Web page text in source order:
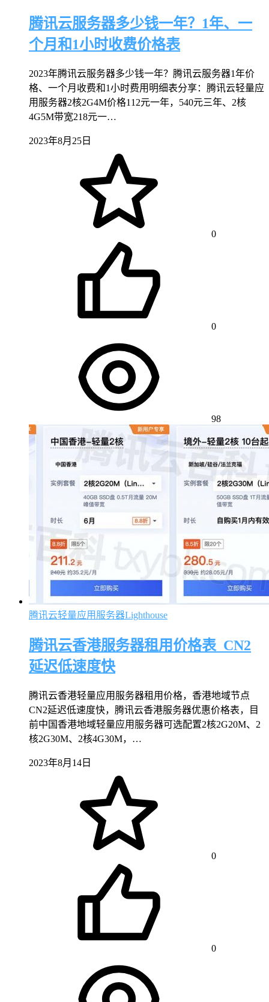
腾讯云服务器多少钱一年？1年、一
个月和1小时收费价格表
2023年腾讯云服务器多少钱一年？腾讯云服务器1年价
格、一个月收费和1小时费用明细表分享：腾讯云轻量应
用服务器2核2G4M价格112元一年，540元三年、2核
4G5M带宽218元一…
2023年8月25日
0
0
98
腾讯云轻量应用服务器Lighthouse
腾讯云香港服务器租用价格表_CN2
延迟低速度快
腾讯云香港轻量应用服务器租用价格，香港地域节点
CN2延迟低速度快，腾讯云香港服务器优惠价格表，目
前中国香港地域轻量应用服务器可选配置2核2G20M、2
核2G30M、2核4G30M，…
2023年8月14日
0
0